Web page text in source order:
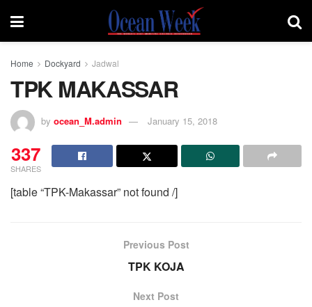
Home Dockyard Jadwal
TPK MAKASSAR
by ocean_M.admin January 15, 2018
337
SHARES
[table “TPK-Makassar” not found /]
Previous Post
TPK KOJA
Next Post